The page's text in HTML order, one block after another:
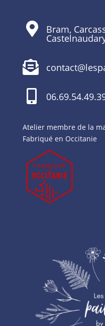
 Bram,


Atelier membre de la
Fabriqué en Occitanie